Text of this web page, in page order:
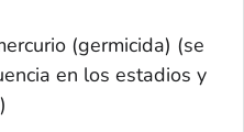
(germicida) (se
en los estadios y